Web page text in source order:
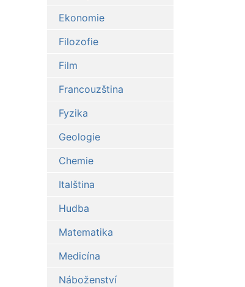
Ekonomie
Filozofie
Film
Francouzština
Fyzika
Geologie
Chemie
Italština
Hudba
Matematika
Medicína
Náboženství